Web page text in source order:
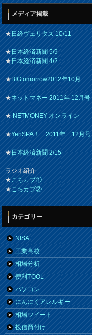
メディア掲載
★日経ヴェリタス 10/11
★日本経済新聞 5/9
★日本経済新聞 4/2
★BIGtomorrow2012年10月
★ネットマネー 2011年 12月号
★NETMONEY オンライン
★YenSPA！ 2011年 12月号
★日本経済新聞 2/15
ラジオ紹介
★こちカブ①
★こちカブ②
カテゴリー
NISA
工業高校
相場分析
便利TOOL
パソコン
にんにくアレルギー
相場ツイート
投信買付け